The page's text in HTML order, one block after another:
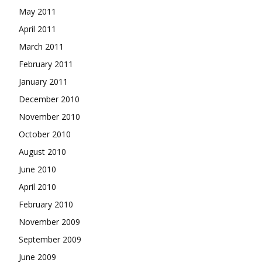
May 2011
April 2011
March 2011
February 2011
January 2011
December 2010
November 2010
October 2010
August 2010
June 2010
April 2010
February 2010
November 2009
September 2009
June 2009